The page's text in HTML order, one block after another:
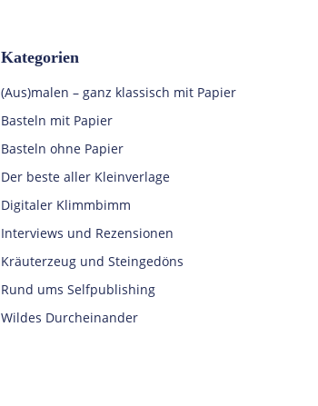
Kategorien
(Aus)malen – ganz klassisch mit Papier
Basteln mit Papier
Basteln ohne Papier
Der beste aller Kleinverlage
Digitaler Klimmbimm
Interviews und Rezensionen
Kräuterzeug und Steingedöns
Rund ums Selfpublishing
Wildes Durcheinander